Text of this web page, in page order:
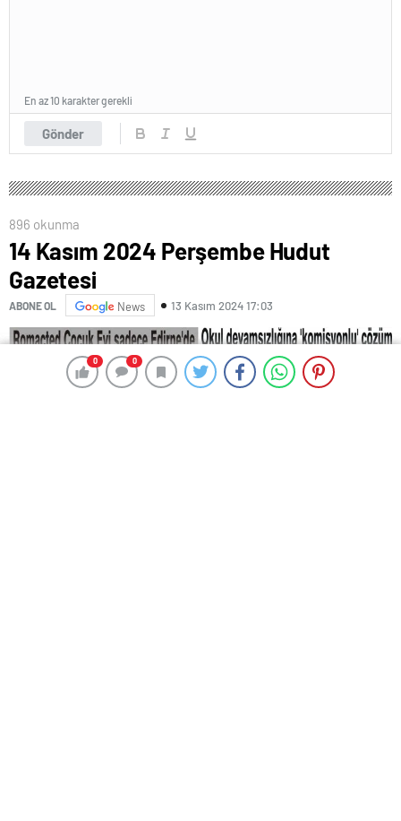
0 0
Gönder
En az 10 karakter gerekli
896 okunma
14 Kasım 2024 Perşembe Hudut
Gazetesi
ABONE OL News 13 Kasım 2024 17:03
0 0